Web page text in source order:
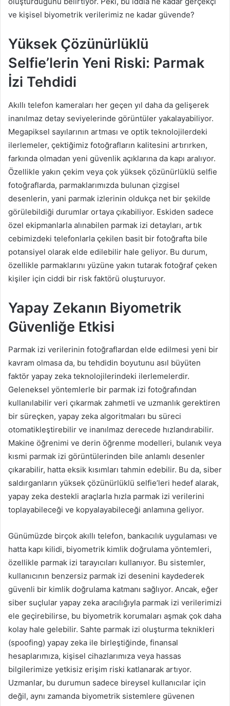
ve kişisel biyometrik verilerimiz ne kadar güvende?
Yüksek Çözünürlüklü
Selfie’lerin Yeni Riski: Parmak
İzi Tehdidi
Akıllı telefon kameraları her geçen yıl daha da gelişerek
inanılmaz detay seviyelerinde görüntüler yakalayabiliyor.
Megapiksel sayılarının artması ve optik teknolojilerdeki
ilerlemeler, çektiğimiz fotoğrafların kalitesini artırırken,
farkında olmadan yeni güvenlik açıklarına da kapı aralıyor.
Özellikle yakın çekim veya çok yüksek çözünürlüklü selfie
fotoğraflarda, parmaklarımızda bulunan çizgisel
desenlerin, yani parmak izlerinin oldukça net bir şekilde
görülebildiği durumlar ortaya çıkabiliyor. Eskiden sadece
özel ekipmanlarla alınabilen parmak izi detayları, artık
cebimizdeki telefonlarla çekilen basit bir fotoğrafta bile
potansiyel olarak elde edilebilir hale geliyor. Bu durum,
özellikle parmaklarını yüzüne yakın tutarak fotoğraf çeken
kişiler için ciddi bir risk faktörü oluşturuyor.
Yapay Zekanın Biyometrik
Güvenliğe Etkisi
Parmak izi verilerinin fotoğraflardan elde edilmesi yeni bir
kavram olmasa da, bu tehdidin boyutunu asıl büyüten
faktör yapay zeka teknolojilerindeki ilerlemelerdir.
Geleneksel yöntemlerle bir parmak izi fotoğrafından
kullanılabilir veri çıkarmak zahmetli ve uzmanlık gerektiren
bir süreçken, yapay zeka algoritmaları bu süreci
otomatikleştirebilir ve inanılmaz derecede hızlandırabilir.
Makine öğrenimi ve derin öğrenme modelleri, bulanık veya
kısmi parmak izi görüntülerinden bile anlamlı desenler
çıkarabilir, hatta eksik kısımları tahmin edebilir. Bu da, siber
saldırganların yüksek çözünürlüklü selfie’leri hedef alarak,
yapay zeka destekli araçlarla hızla parmak izi verilerini
toplayabileceği ve kopyalayabileceği anlamına geliyor.
Günümüzde birçok akıllı telefon, bankacılık uygulaması ve
hatta kapı kilidi, biyometrik kimlik doğrulama yöntemleri,
özellikle parmak izi tarayıcıları kullanıyor. Bu sistemler,
kullanıcının benzersiz parmak izi desenini kaydederek
güvenli bir kimlik doğrulama katmanı sağlıyor. Ancak, eğer
siber suçlular yapay zeka aracılığıyla parmak izi verilerimizi
ele geçirebilirse, bu biyometrik korumaları aşmak çok daha
kolay hale gelebilir. Sahte parmak izi oluşturma teknikleri
(spoofing) yapay zeka ile birleştiğinde, finansal
hesaplarımıza, kişisel cihazlarımıza veya hassas
bilgilerimize yetkisiz erişim riski katlanarak artıyor.
Uzmanlar, bu durumun sadece bireysel kullanıcılar için
değil, aynı zamanda biyometrik sistemlere güvenen